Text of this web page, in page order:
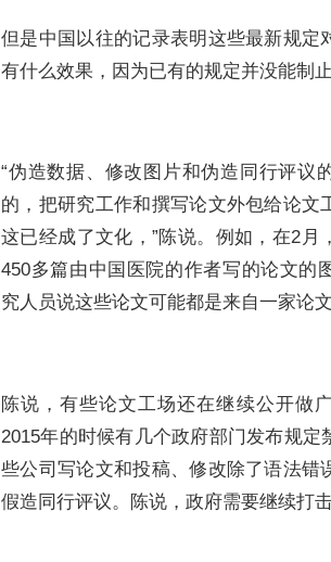
但是中国以往的记录表明这些最新规定
有什么效果，因为已有的规定并没能制
“伪造数据、修改图片和伪造同行评议
的，把研究工作和撰写论文外包给论文
这已经成了文化，”陈说。例如，在2月
450多篇由中国医院的作者写的论文的
究人员说这些论文可能都是来自一家论文
陈说，有些论文工场还在继续公开做
2015年的时候有几个政府部门发布规定
些公司写论文和投稿、修改除了语法错
假造同行评议。陈说，政府需要继续打击